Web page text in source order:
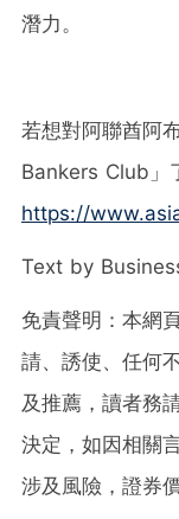
潛力。
若想對阿聯酋阿
Bankers Club」
https://
Text by
免責聲明：本網
請、誘使、任何
及推薦，讀者務
決定，如因相關
涉及風險，證券